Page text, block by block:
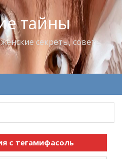
тайны
секреты, советы
с тегамифасоль